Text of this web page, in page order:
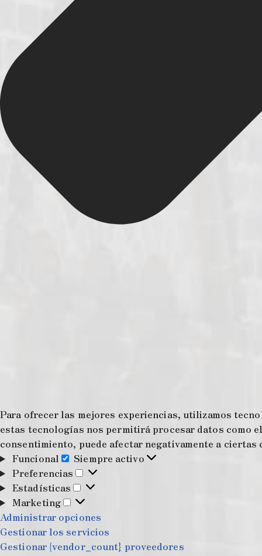
Para ofrecer las mejores experiencias, utilizamos
estas tecnologías nos permitirá procesar datos como
consentimiento, puede afectar negativamente a
Funcional
Siempre activo
Preferencias
Estadísticas
Marketing
Administrar opciones
Gestionar los servicios
Gestionar {vendor_count} proveedores